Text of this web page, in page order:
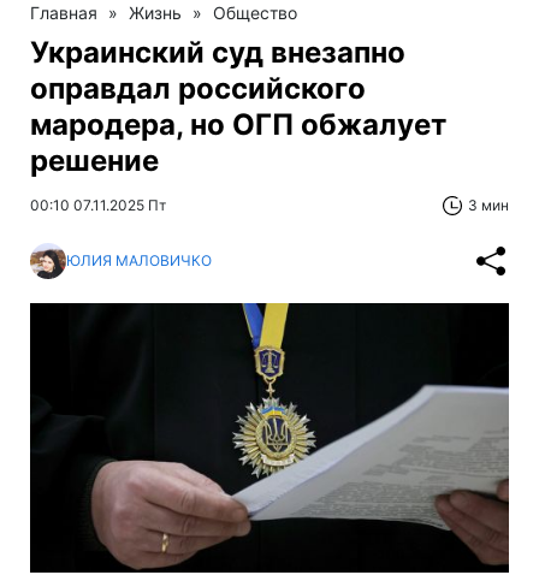
Главная » Жизнь » Общество
Украинский суд внезапно
оправдал российского
мародера, но ОГП обжалует
решение
00:10 07.11.2025 Пт 3 мин
ЮЛИЯ МАЛОВИЧКО